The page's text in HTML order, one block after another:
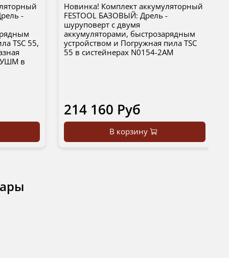
-
TSC 55,
УШМ в
Новинка! Комплект аккумуляторный
FESTOOL БАЗОВЫЙ: Дрель -
шуруповерт с двумя
аккумуляторами, быстрозарядным
устройством и Погружная пила TSC
55 в систейнерах N0154-2AM
214 160 Руб
В корзину